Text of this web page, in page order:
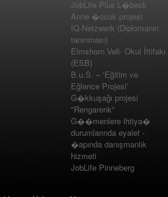
JobLife Plus L�beck
Anne �ocuk projesi
IQ-Netzwerk (Diplomanın
tanınması)
Elmshorn Veli- Okul İttifakı
(ESB)
B.u.S. – ‘Eğitim ve
Eğlence Projesi’
G�kkuşağı projesi
"Rengarenk"
G��menlere ihtiya�
durumlarında eyalet -
�apında danışmanlık
hizmeti
JobLife Pinneberg